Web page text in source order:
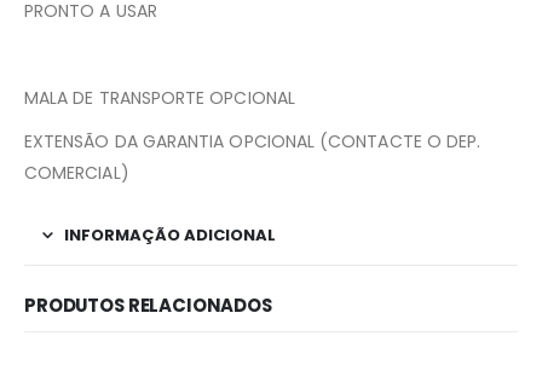
PRONTO A USAR
MALA DE TRANSPORTE OPCIONAL
EXTENSÃO DA GARANTIA OPCIONAL (CONTACTE O DEP.
COMERCIAL)
INFORMAÇÃO ADICIONAL
PRODUTOS RELACIONADOS